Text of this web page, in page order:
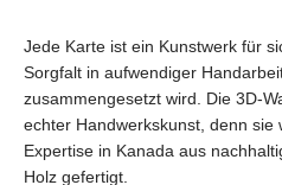
Jede Karte ist ein Kunstwerk für
Sorgfalt in aufwendiger
zusammengesetzt wird. Die 3D-
echter Handwerkskunst, denn sie
Expertise in Kanada aus
Holz gefertigt.